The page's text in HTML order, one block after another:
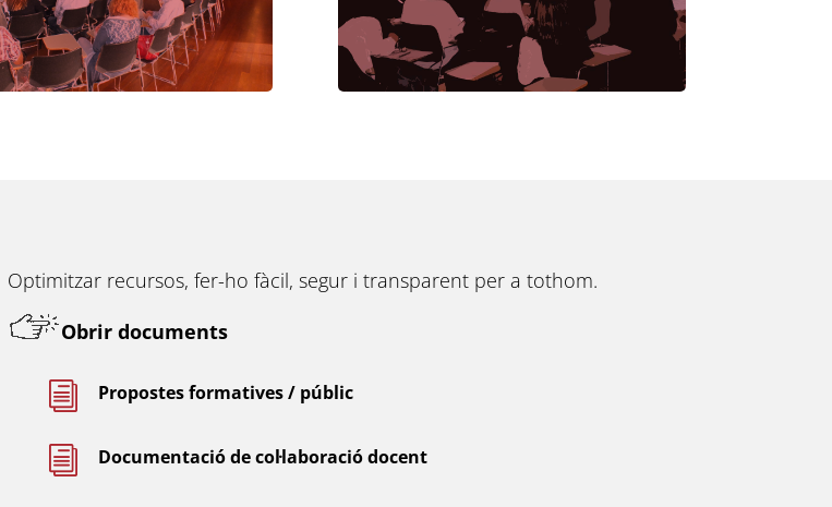
Optimitzar recursos, fer-ho fàcil, segur i transparent per a tothom.
Obrir documents
i Propostes formatives / públic
i Documentació de col·laboració docent